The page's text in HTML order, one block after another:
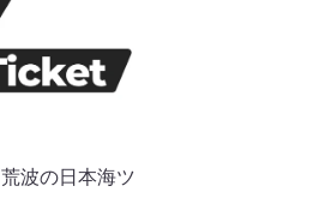
波の日本海ツ